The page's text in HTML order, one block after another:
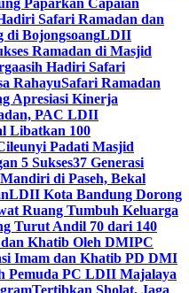
Paparkan Capaian
Safari Ramadan dan
BojongsoangLDII
Ramadan di Masjid
Hadiri Safari
RahayuSafari Ramadan
Apresiasi Kinerja
PAC LDII
Libatkan 100
Padati Masjid
5 Sukses37 Generasi
di Paseh, Bekal
LDII Kota Bandung Dorong
Ruang Tumbuh Keluarga
Turut Andil 70 dari 140
dan Khatib Oleh DMIPC
Imam dan Khatib PD DMI
Pemuda PC LDII Majalaya